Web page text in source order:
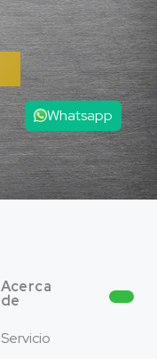
Acerca
de
Servicio
Whatsapp